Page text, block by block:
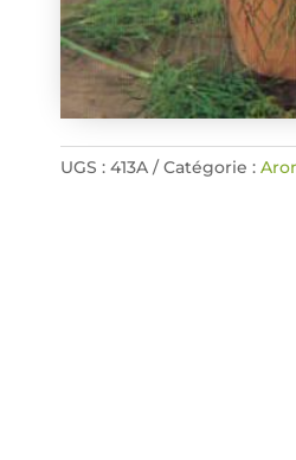
UGS : 413A Catégorie :